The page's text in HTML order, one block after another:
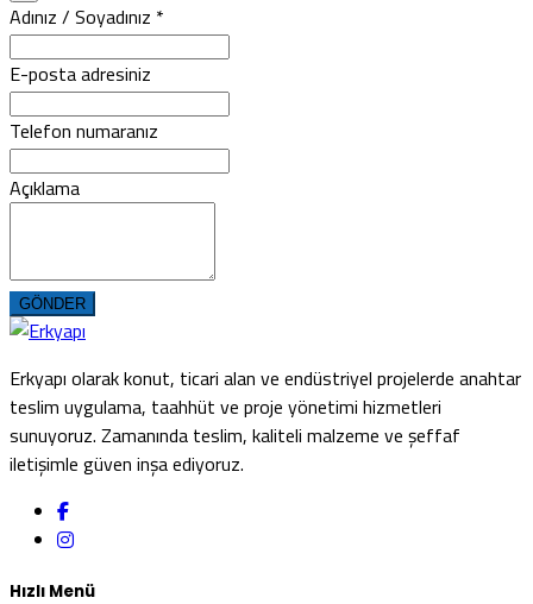
Adınız / Soyadınız *
E-posta adresiniz
Telefon numaranız
Açıklama
GÖNDER
Erkyapı olarak konut, ticari alan ve endüstriyel projelerde anahtar
teslim uygulama, taahhüt ve proje yönetimi hizmetleri
sunuyoruz. Zamanında teslim, kaliteli malzeme ve şeffaf
iletişimle güven inşa ediyoruz.
Hızlı Menü